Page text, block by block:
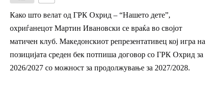
Како што велат од ГРК Охрид – “Нашето дете”,
охриѓанецот Мартин Ивановски се враќа во својот
матичен клуб. Македонскиот репрезентативец кој игра на
позицијата среден бек потпиша договор со ГРК Охрид за
2026/2027 со можност за продолжување за 2027/2028.